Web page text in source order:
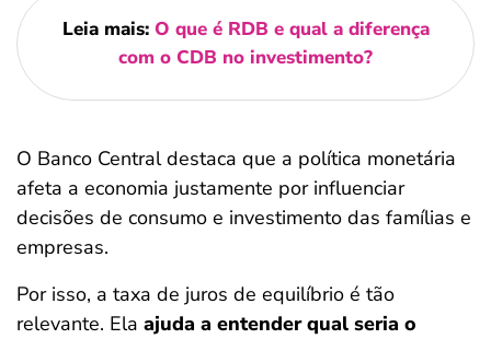
Leia mais: O que é RDB e qual a diferença
com o CDB no investimento?
O Banco Central destaca que a política monetária
afeta a economia justamente por influenciar
decisões de consumo e investimento das famílias e
empresas.
Por isso, a taxa de juros de equilíbrio é tão
relevante. Ela ajuda a entender qual seria o